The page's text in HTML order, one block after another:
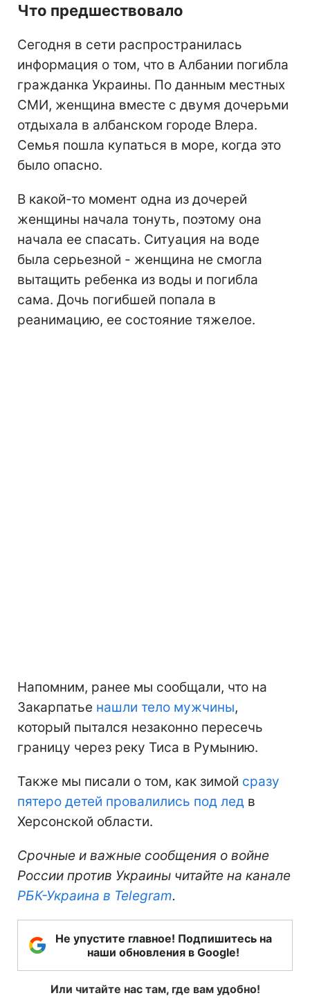
Что предшествовало
Сегодня в сети распространилась
информация о том, что в Албании погибла
гражданка Украины. По данным местных
СМИ, женщина вместе с двумя дочерьми
отдыхала в албанском городе Влера.
Семья пошла купаться в море, когда это
было опасно.
В какой-то момент одна из дочерей
женщины начала тонуть, поэтому она
начала ее спасать. Ситуация на воде
была серьезной - женщина не смогла
вытащить ребенка из воды и погибла
сама. Дочь погибшей попала в
реанимацию, ее состояние тяжелое.
Напомним, ранее мы сообщали, что на
Закарпатье нашли тело мужчины,
который пытался незаконно пересечь
границу через реку Тиса в Румынию.
Также мы писали о том, как зимой сразу
пятеро детей провалились под лед в
Херсонской области.
Срочные и важные сообщения о войне
России против Украины читайте на канале
РБК-Украина в Telegram.
Не упустите главное! Подпишитесь на
наши обновления в Google!
Или читайте нас там, где вам удобно!